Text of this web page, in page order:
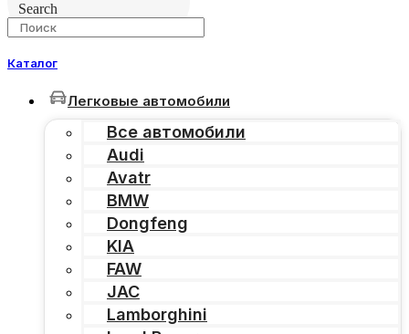
Search
Каталог
Легковые автомобили
Все автомобили
Audi
Avatr
BMW
Dongfeng
KIA
FAW
JAC
Lamborghini